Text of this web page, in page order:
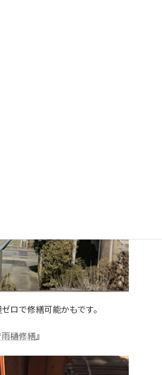
ロで修繕可能かもです。
樋修繕』